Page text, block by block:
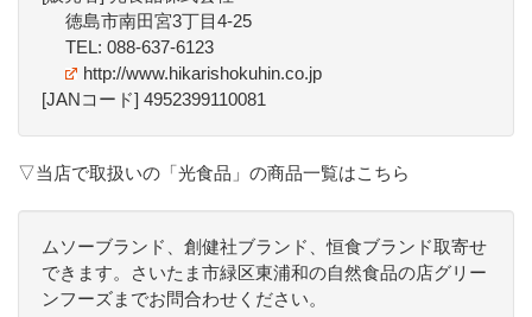
徳島市南田宮3丁目4-25
TEL: 088-637-6123
http://www.hikarishokuhin.co.jp
[JANコード] 4952399110081
▽当店で取扱いの「光食品」の商品一覧はこちら
ムソーブランド、創健社ブランド、恒食ブランド取寄せ
できます。さいたま市緑区東浦和の自然食品の店グリー
ンフーズまでお問合わせください。